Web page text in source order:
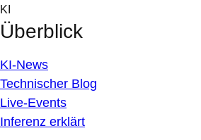
Skip
to
content
KI
Überblick
KI-News
Technischer Blog
Live-Events
Inferenz erklärt